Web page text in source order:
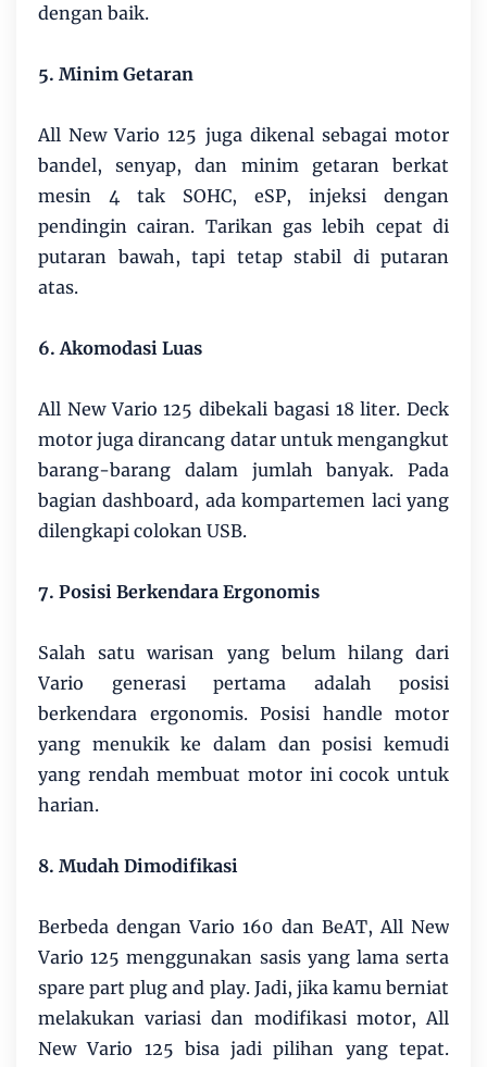
dengan baik.
5. Minim Getaran
All New Vario 125 juga dikenal sebagai motor
bandel, senyap, dan minim getaran berkat
mesin 4 tak SOHC, eSP, injeksi dengan
pendingin cairan. Tarikan gas lebih cepat di
putaran bawah, tapi tetap stabil di putaran
atas.
6. Akomodasi Luas
All New Vario 125 dibekali bagasi 18 liter. Deck
motor juga dirancang datar untuk mengangkut
barang-barang dalam jumlah banyak. Pada
bagian dashboard, ada kompartemen laci yang
dilengkapi colokan USB.
7. Posisi Berkendara Ergonomis
Salah satu warisan yang belum hilang dari
Vario generasi pertama adalah posisi
berkendara ergonomis. Posisi handle motor
yang menukik ke dalam dan posisi kemudi
yang rendah membuat motor ini cocok untuk
harian.
8. Mudah Dimodifikasi
Berbeda dengan Vario 160 dan BeAT, All New
Vario 125 menggunakan sasis yang lama serta
spare part plug and play. Jadi, jika kamu berniat
melakukan variasi dan modifikasi motor, All
New Vario 125 bisa jadi pilihan yang tepat.